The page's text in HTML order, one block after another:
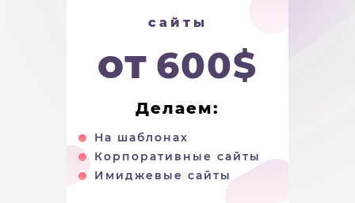
сайты
от 600$
Делаем:
На шаблонах
Корпоративные сайты
Имиджевые сайты